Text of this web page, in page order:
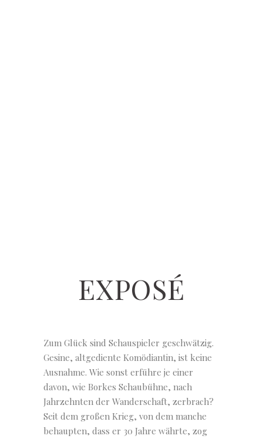
EXPOSÉ
Zum Glück sind Schauspieler geschwätzig.
Gesine, altgediente Komödiantin, ist keine
Ausnahme. Wie sonst erführe je einer
davon, wie Borkes Schaubühne, nach
Jahrzehnten der Wanderschaft, zerbrach?
Seit dem großen Krieg, von dem manche
behaupten, dass er 30 Jahre währte, zog